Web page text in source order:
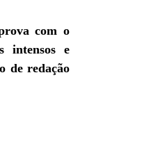
com o
intensos e
de redação